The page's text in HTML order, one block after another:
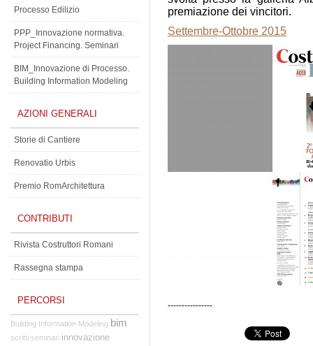
premiazione dei vincitori.
Settembre-Ottobre 2015
----------------
Processo Edilizio
PPP_Innovazione normativa.
Project Financing. Seminari
BIM_Innovazione di Processo.
Building Information Modeling
AZIONI GENERALI
Storie di Cantiere
Renovatio Urbis
Premio RomArchitettura
CONTRIBUTI
Rivista Costruttori Romani
Rassegna stampa
PERCORSI
Building Information Modeling bim
scritti seminari innovazione